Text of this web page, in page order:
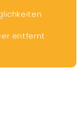
entfernt